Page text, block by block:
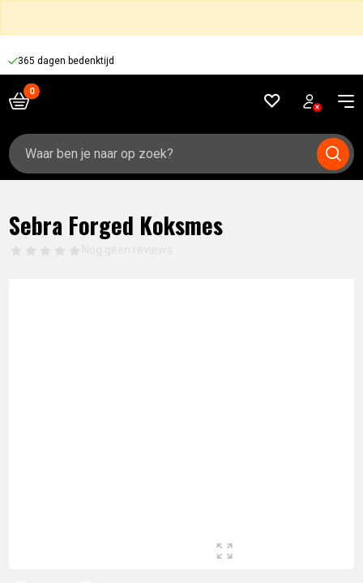
365 dagen bedenktijd
Zoeken
naar:
Sebra Forged Koksmes